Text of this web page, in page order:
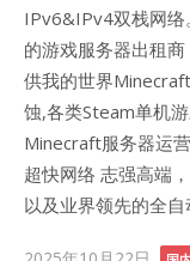
IPv6&IPv4双栈网
的游戏服务器出租
供我的世界
蚀,各类Steam单机
Minecraft服务器运
超快网络 志强高端
以及业界领先的全